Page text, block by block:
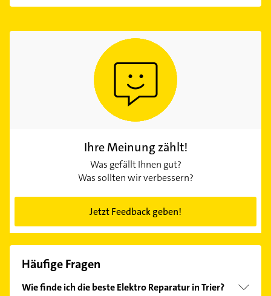
Ihre Meinung zählt!
Was gefällt Ihnen gut?
Was sollten wir verbessern?
Jetzt Feedback geben!
Häufige Fragen
Wie finde ich die beste Elektro Reparatur in Trier?